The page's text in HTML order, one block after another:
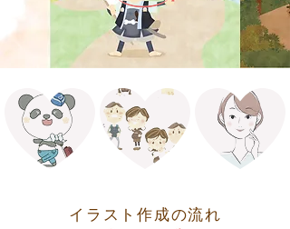
イラスト作成の流れ